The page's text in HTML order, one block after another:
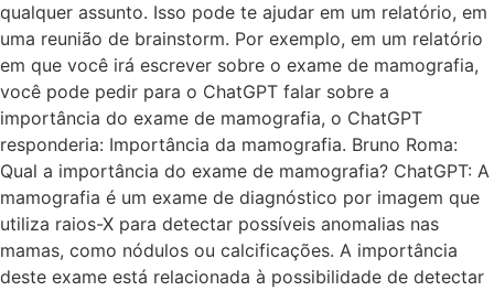
qualquer assunto. Isso pode te ajudar em um relatório, em
uma reunião de brainstorm. Por exemplo, em um relatório
em que você irá escrever sobre o exame de mamografia,
você pode pedir para o ChatGPT falar sobre a
importância do exame de mamografia, o ChatGPT
responderia: Importância da mamografia. Bruno Roma:
Qual a importância do exame de mamografia? ChatGPT: A
mamografia é um exame de diagnóstico por imagem que
utiliza raios-X para detectar possíveis anomalias nas
mamas, como nódulos ou calcificações. A importância
deste exame está relacionada à possibilidade de detectar